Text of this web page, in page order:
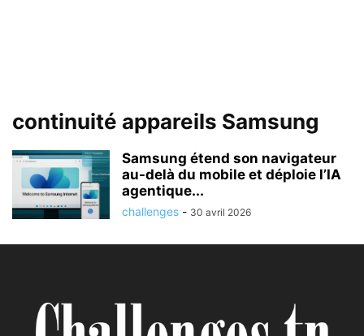
continuité appareils Samsung
Samsung étend son navigateur
au-delà du mobile et déploie l’IA
agentique...
challenges - 30 avril 2026